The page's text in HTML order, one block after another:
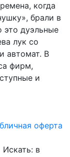
когда
брали в
это дуэльные
лук со
автомат. В
фирм,
и
оферта
Искать: в